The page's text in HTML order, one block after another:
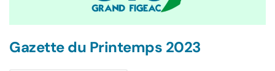
Gazette du Printemps 2023